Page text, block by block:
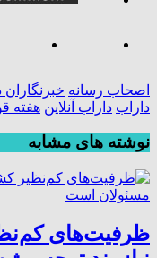
اصحاب رسانه خبرنگاران
داراب داراب آنلاین هفته
نوشته های مشابه
ظرفیت‌های